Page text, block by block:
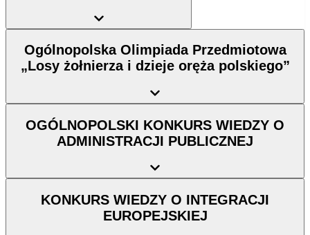
Ogólnopolska Olimpiada Przedmiotowa
„Losy żołnierza i dzieje oręża polskiego”
OGÓLNOPOLSKI KONKURS WIEDZY O
ADMINISTRACJI PUBLICZNEJ
KONKURS WIEDZY O INTEGRACJI
EUROPEJSKIEJ